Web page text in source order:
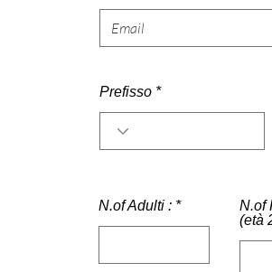
Prefisso
N.of Adulti :
N.of
(età